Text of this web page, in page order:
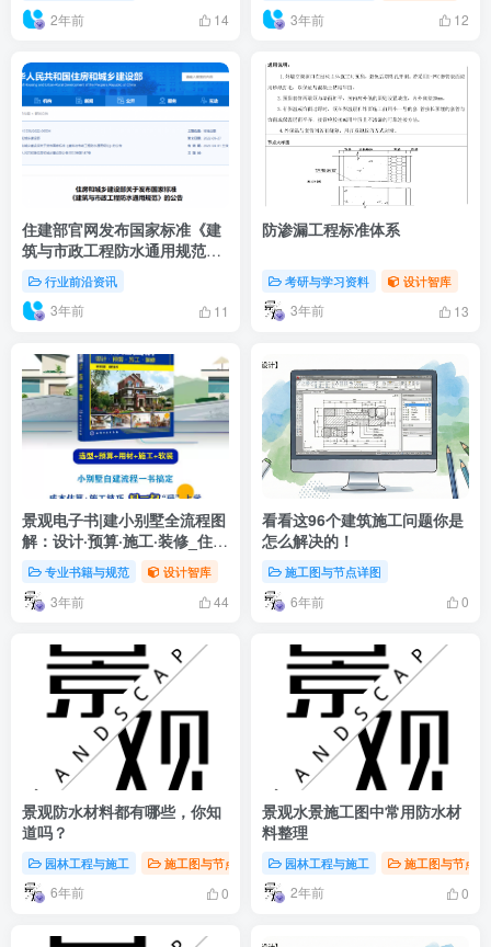
2年前 14 3年前 12
住建部官网发布国家标准《建
筑与市政工程防水通用规范》
GB55030-2022
行业前沿资讯
3年前 11
防渗漏工程标准体系
考研与学习资料 设计智库
3年前 13
景观电子书|建小别墅全流程图
解：设计·预算·施工·装修_住宅
公园组织
专业书籍与规范 设计智库
3年前 44
看看这96个建筑施工问题你是
怎么解决的！
施工图与节点详图
6年前 0
景观防水材料都有哪些，你知
道吗？
园林工程与施工 施工图与节点详图
6年前 0
景观水景施工图中常用防水材
料整理
园林工程与施工 施工图与节点
2年前 0